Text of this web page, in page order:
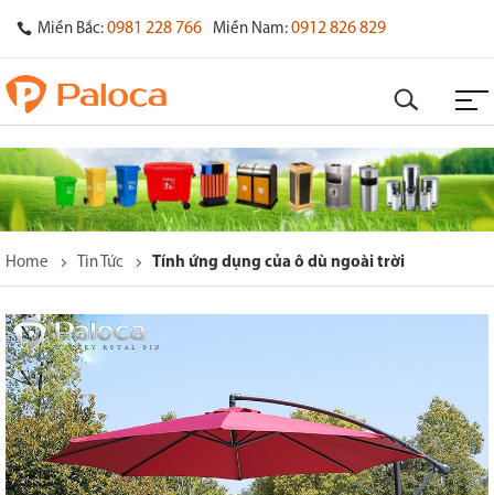
Miền Bắc: 0981 228 766 Miền Nam: 0912 826 829
Home Tin Tức Tính ứng dụng của ô dù ngoài trời